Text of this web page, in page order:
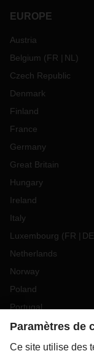
EUROPE
Austria
Belgium (FR NL )
Czech Republic
Denmark
Finland
France
Germany
Great Britain
Hungary
Ireland
Italy
Luxembourg (FR DE
Netherlands
Norway
Poland
Portugal
Romania
Slovakia